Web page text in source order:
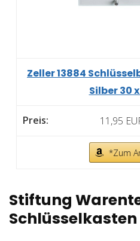
Zeller 13884
Silber 30
11,95
*Zum
Stiftung
Schlüsselkasten